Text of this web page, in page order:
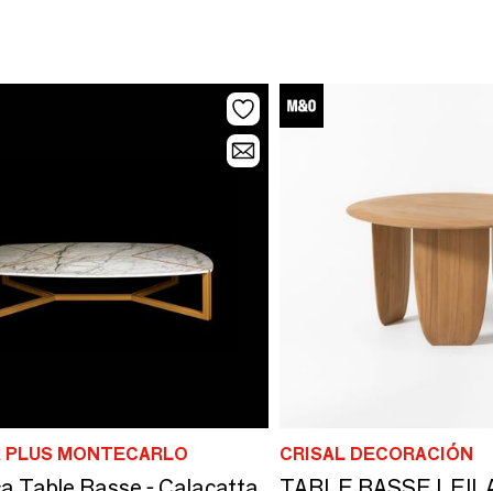
MONTECARLO CRISAL DECORACIÓN